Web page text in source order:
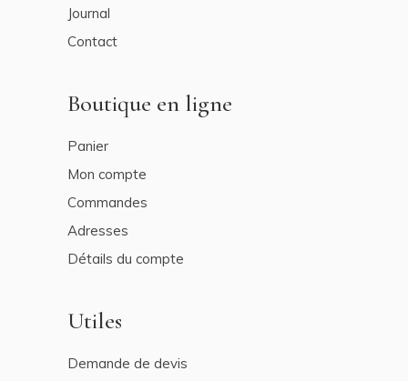
Journal
Contact
Boutique en ligne
Panier
Mon compte
Commandes
Adresses
Détails du compte
Utiles
Demande de devis